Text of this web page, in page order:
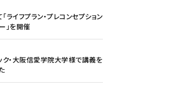
ライフプラン・プレコンセプション
」を開催
ク・大阪信愛学院大学様で講義を